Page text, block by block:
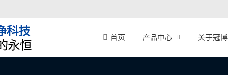
首页 产品中心 关于冠博